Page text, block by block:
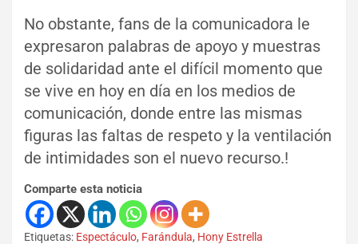
No obstante, fans de la comunicadora le
expresaron palabras de apoyo y muestras
de solidaridad ante el difícil momento que
se vive en hoy en día en los medios de
comunicación, donde entre las mismas
figuras las faltas de respeto y la ventilación
de intimidades son el nuevo recurso.!
Comparte esta noticia
Etiquetas: Espectáculo, Farándula, Hony Estrella